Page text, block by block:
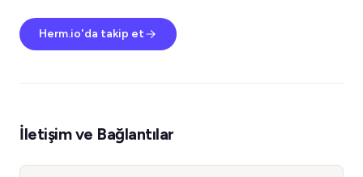
Herm.io'da takip et
İletişim ve Bağlantılar